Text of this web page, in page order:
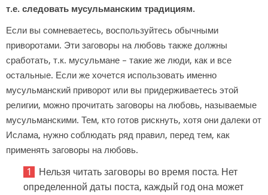
т.е. следовать мусульманским традициям.
Если вы сомневаетесь, воспользуйтесь обычными
приворотами. Эти заговоры на любовь также должны
сработать, т.к. мусульмане – такие же люди, как и все
остальные. Если же хочется использовать именно
мусульманский приворот или вы придерживаетесь этой
религии, можно прочитать заговоры на любовь, называемые
мусульманскими. Тем, кто готов рискнуть, хотя они далеки от
Ислама, нужно соблюдать ряд правил, перед тем, как
применять заговоры на любовь.
Нельзя читать заговоры во время поста. Нет
определенной даты поста, каждый год она может